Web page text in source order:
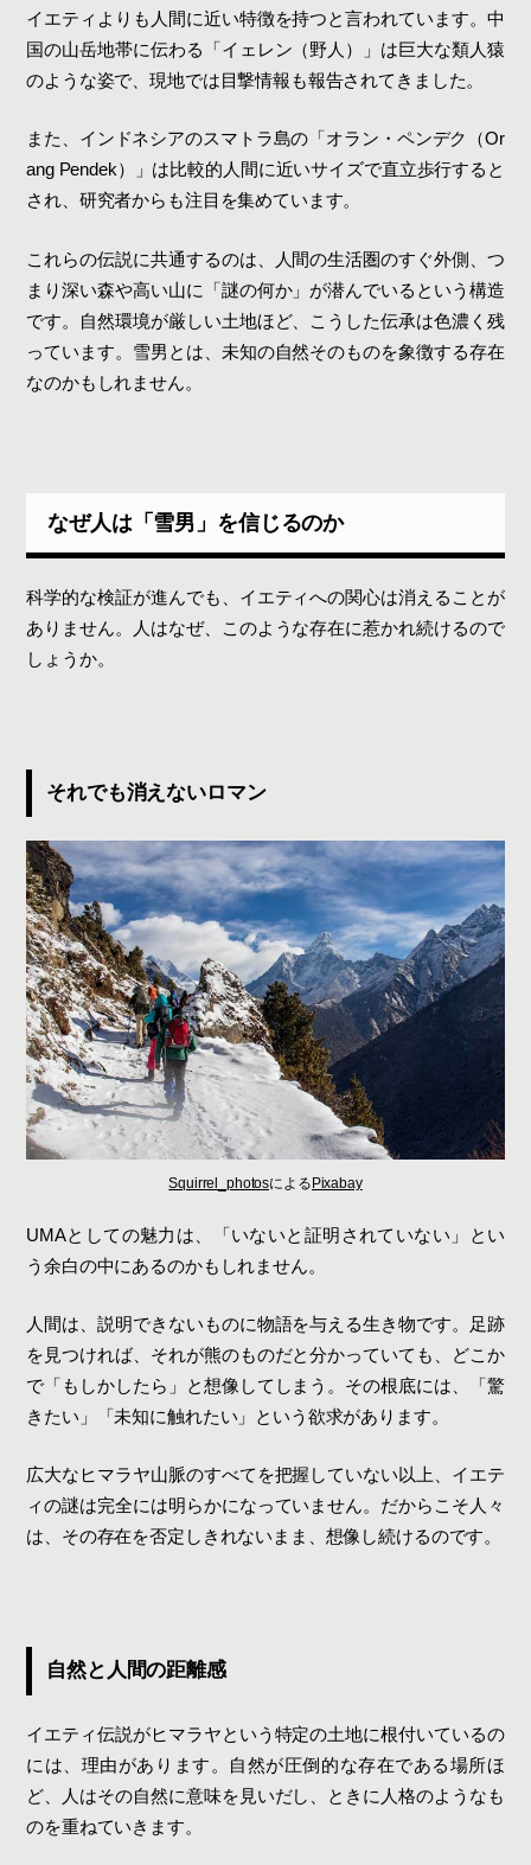
イエティよりも人間に近い特徴を持つと言われています。中
国の山岳地帯に伝わる「イェレン（野人）」は巨大な類人猿
のような姿で、現地では目撃情報も報告されてきました。
また、インドネシアのスマトラ島の「オラン・ペンデク（Or
ang Pendek）」は比較的人間に近いサイズで直立歩行すると
され、研究者からも注目を集めています。
これらの伝説に共通するのは、人間の生活圏のすぐ外側、つ
まり深い森や高い山に「謎の何か」が潜んでいるという構造
です。自然環境が厳しい土地ほど、こうした伝承は色濃く残
っています。雪男とは、未知の自然そのものを象徴する存在
なのかもしれません。
なぜ人は「雪男」を信じるのか
科学的な検証が進んでも、イエティへの関心は消えることが
ありません。人はなぜ、このような存在に惹かれ続けるので
しょうか。
それでも消えないロマン
Squirrel_photosによる Pixabay
UMAとしての魅力は、「いないと証明されていない」とい
う余白の中にあるのかもしれません。
人間は、説明できないものに物語を与える生き物です。足跡
を見つければ、それが熊のものだと分かっていても、どこか
で「もしかしたら」と想像してしまう。その根底には、「驚
きたい」「未知に触れたい」という欲求があります。
広大なヒマラヤ山脈のすべてを把握していない以上、イエテ
ィの謎は完全には明らかになっていません。だからこそ人々
は、その存在を否定しきれないまま、想像し続けるのです。
自然と人間の距離感
イエティ伝説がヒマラヤという特定の土地に根付いているの
には、理由があります。自然が圧倒的な存在である場所ほ
ど、人はその自然に意味を見いだし、ときに人格のようなも
のを重ねていきます。